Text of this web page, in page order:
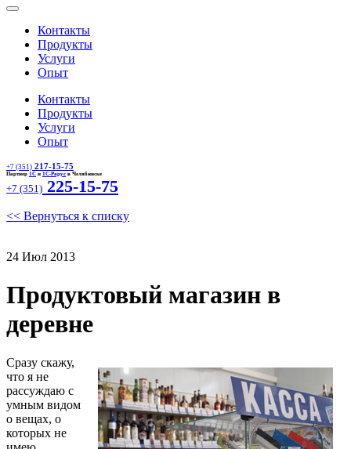
Контакты
Продукты
Услуги
Опыт
Контакты
Продукты
Услуги
Опыт
+7 (351) 217-15-75
Партнер 1С и 1С-Рарус в Челябинске
+7 (351) 225-15-75
<< Вернуться к списку
24 Июл 2013
Продуктовый магазин в
деревне
Сразу скажу,
что я не
рассуждаю с
умным видом
о вещах, о
которых не